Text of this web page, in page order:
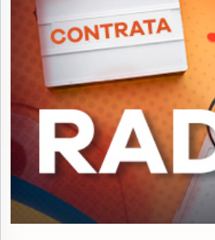
Catedral de la Música 91.7FM
La Zamorana 103.9 FM